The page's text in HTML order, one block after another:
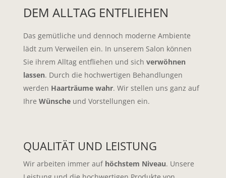
DEM ALLTAG ENTFLIEHEN
Das gemütliche und dennoch moderne Ambiente
lädt zum Verweilen ein. In unserem Salon können
Sie ihrem Alltag entfliehen und sich verwöhnen
lassen. Durch die hochwertigen Behandlungen
werden Haarträume wahr. Wir stellen uns ganz auf
Ihre Wünscheund Vorstellungen ein.
QUALITÄT UND LEISTUNG
Wir arbeiten immer auf höchstem Niveau. Unsere